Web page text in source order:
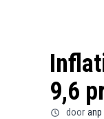
9,6
door anp